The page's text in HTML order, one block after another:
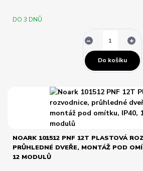
DO 3 DNŮ
Do košíku
NOARK 101512 PNF 12T PLASTOVÁ
PRŮHLEDNÉ DVEŘE, MONTÁŽ POD
12 MODULŮ